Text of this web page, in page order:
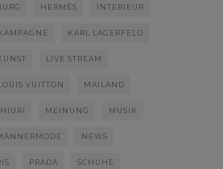
HERMÈS INTERIEUR
KARL LAGERFELD
LIVE STREAM
VUITTON MAILAND
MEINUNG MUSIK
NEWS
PRADA SCHUHE